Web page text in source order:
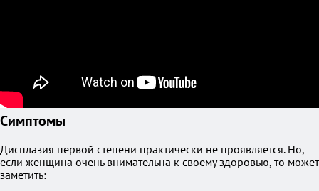
Симптомы
Дисплазия первой степени практически не проявляется. Но,
если женщина очень внимательна к своему здоровью, то может
заметить: